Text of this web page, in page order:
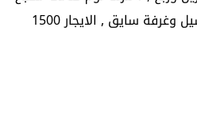
مجهز غرفة خادمة وغرفة غسيل وغرفة سايق , الايجار 1500